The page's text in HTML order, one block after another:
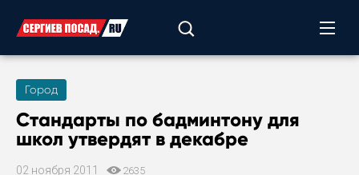
Город
Стандарты по бадминтону для
школ утвердят в декабре
02 ноября 2011 2635